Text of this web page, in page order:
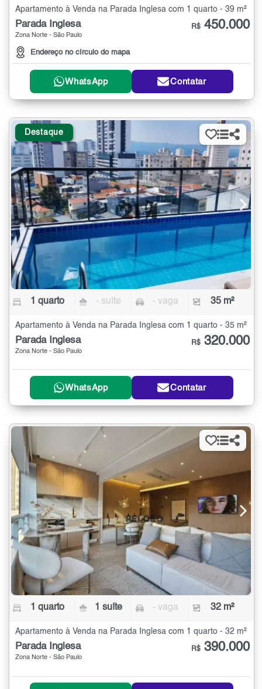
Apartamento à Venda na Parada Inglesa com 1 quarto - 39 m²
Parada Inglesa
Zona Norte - São Paulo
Endereço no círculo do mapa
R$ 450.000
WhatsApp Contatar
Destaque
1 quarto - suíte - vaga 35 m²
Apartamento à Venda na Parada Inglesa com 1 quarto - 35 m²
Parada Inglesa
Zona Norte - São Paulo
R$ 320.000
WhatsApp Contatar
1 quarto 1 suíte - vaga 32 m²
Apartamento à Venda na Parada Inglesa com 1 quarto - 32 m²
Parada Inglesa
Zona Norte - São Paulo
R$ 390.000